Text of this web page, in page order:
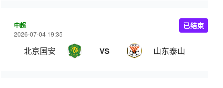
中超
2026-07-04 19:35
北京国安 VS 山东泰山
已结束